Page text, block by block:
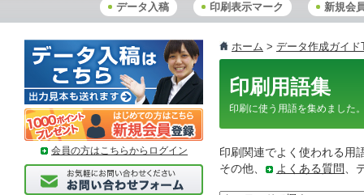
データ入稿 印刷表示マーク 新規会
ホーム > データ作成ガイド
印刷用語集
印刷に使う用語を集めました
印刷関連でよく使われる用
その他、
よくある質問 、
会員の方はこちらからログイン